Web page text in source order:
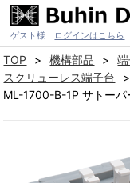
ゲスト様 ログインはこちら
TOP 機構部品
スクリューレス端子台
ML-1700-B-1P サトー